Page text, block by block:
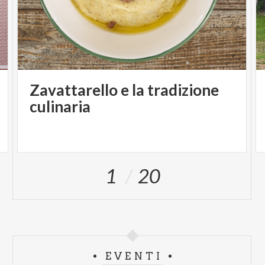
PHOTO - RICI '86
Zavattarello e la tradizione
culinaria
1 20
EVENTI